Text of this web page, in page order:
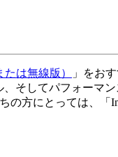
たは無線版）
」をお
そしてパフォーマ
方にとっては、